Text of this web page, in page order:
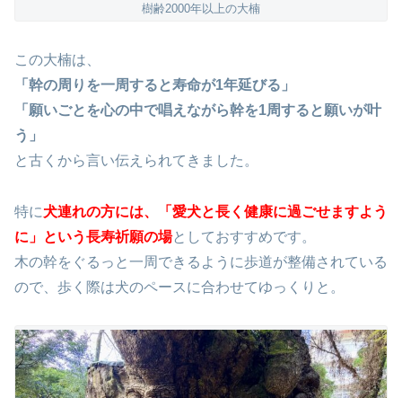
樹齢2000年以上の大楠
この大楠は、
「幹の周りを一周すると寿命が1年延びる」
「願いごとを心の中で唱えながら幹を1周すると願いが叶
う」
と古くから言い伝えられてきました。
特に犬連れの方には、「愛犬と長く健康に過ごせますよう
に」という長寿祈願の場としておすすめです。
木の幹をぐるっと一周できるように歩道が整備されている
ので、歩く際は犬のペースに合わせてゆっくりと。